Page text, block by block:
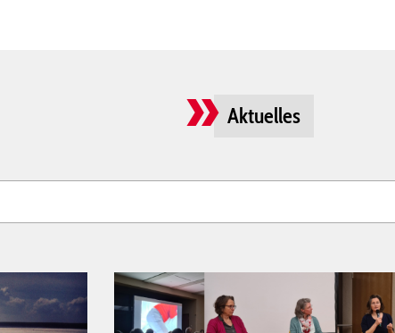
Aktuelles